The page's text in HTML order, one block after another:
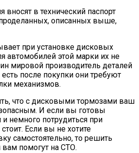
вносят в технический паспорт
описанных выше,
при установке дисковых
автомобилей этой марки их не
мировой производитель деталей
после покупки они требуют
механизмов.
что с дисковыми тормозами ваш
И если вы готовы
и немного потрудиться при
Если вы не хотите
самостоятельно, то решить
помогут на СТО.